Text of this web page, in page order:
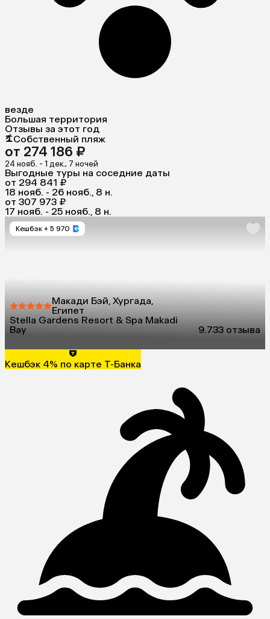
везде
Большая территория
Отзывы за этот год
Собственный пляж
от 274 186 ₽
24 нояб. - 1 дек., 7 ночей
Выгодные туры на соседние даты
от 294 841 ₽
18 нояб. - 26 нояб., 8 н.
от 307 973 ₽
17 нояб. - 25 нояб., 8 н.
Кешбэк + 5 970
Макади Бэй, Хургада,
Египет
Stella Gardens Resort & Spa Makadi
Bay
9.733 отзыва
Кешбэк 4% по карте Т-Банка